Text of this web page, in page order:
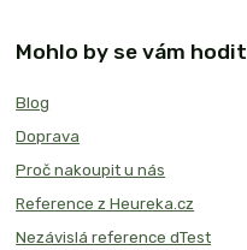
Mohlo by se vám hodit
Blog
Doprava
Proč nakoupit u nás
Reference z Heureka.cz
Nezávislá reference dTest